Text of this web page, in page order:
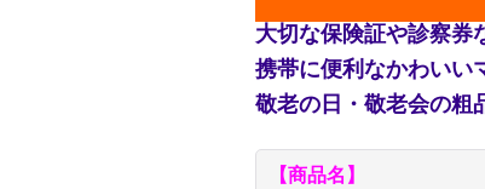
大切な保険証や診察券
携帯に便利なかわいい
敬老の日・敬老会の粗
【商品名】